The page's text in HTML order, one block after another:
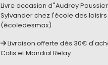
Livre occasion d''Audrey
Sylvander chez l'école des loisirs
(écoledesmax)
Livraison offerte dès 30€
Colis et Mondial Relay